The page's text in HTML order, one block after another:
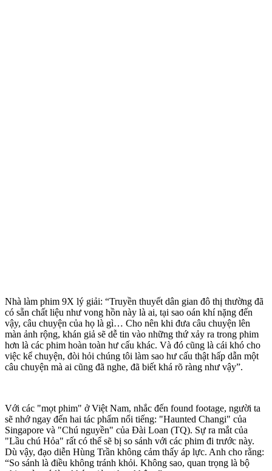
Nhà làm phim 9X lý giải: “Truyền thuyết dân gian đô thị thường đã
có sẵn chất liệu như vong hồn này là ai, tại sao oán khí nặng đến
vậy, câu chuyện của họ là gì… Cho nên khi đưa câu chuyện lên
màn ảnh rộng, khán giả sẽ dễ tin vào những thứ xảy ra trong phim
hơn là các phim hoàn toàn hư cấu khác. Và đó cũng là cái khó cho
việc kể chuyện, đòi hỏi chúng tôi làm sao hư cấu thật hấp dẫn một
câu chuyện mà ai cũng đã nghe, đã biết khá rõ ràng như vậy”.
Với các "mọt phim" ở Việt Nam, nhắc đến found footage, người ta
sẽ nhớ ngay đến hai tác phẩm nổi tiếng: "Haunted Changi" của
Singapore và "Chú nguyền" của Đài Loan (TQ). Sự ra mắt của
"Lầu chú Hỏa" rất có thể sẽ bị so sánh với các phim đi trước này.
Dù vậy, đạo diễn Hùng Trần không cảm thấy áp lực. Anh cho rằng:
“So sánh là điều không tránh khỏi. Không sao, quan trọng là bộ